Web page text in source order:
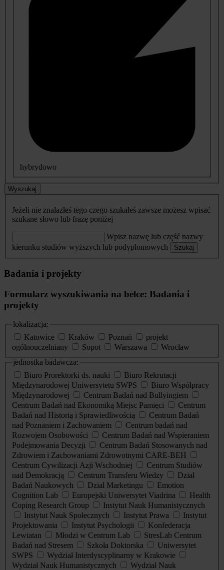
hybrydowo
Wyszukaj
Jeżeli nie znalazłeś tego czego szukałeś zawsze możesz wpisać
szukane słowo lub frazę poniżej
Wpisz nazwę lub część nazwy
kierunku studiów wyższych lub podyplomowych
Szukaj
Badania i projekty
Formularz wyszukiwania na belce: Badania i
projekty
lokalizacja:
Katowice
Kraków Poznań
projekt
ogólnouczelniany
Sopot Warszawa
Wrocław
jednostka badawcza:
Biuro Prorektorki ds. nauki
Biuro Rekrutacji
Międzynarodowej Uniwersytetu SWPS
Biuro Współpracy
Międzynarodowej
Centrum Badań nad Bullyingiem
Centrum Badań nad Ekonomiką Miejsc Pamięci
Centrum
Badań nad Historią i Sprawiedliwością
Centrum Badań
nad Poznaniem i Zachowaniem
Centrum badań nad
Rozwojem Osobowości
Centrum Badań nad Wspieraniem
Podejmowania Decyzji
Centrum Badań Stosowanych nad
Zdrowiem i Zachowaniami Zdrowotnymi CARE-BEH
Centrum Cywilizacji Azji Wschodniej
Centrum Studiów
nad Demokracją
Centrum Transferu Wiedzy
Dział
Badań Naukowych
Dział Marketingu
Emotion
Cognition Lab
Europejski Uniwersytet Viadrina
Health
Coping Research Group
Instytut Nauk Humanistycznych
Instytut Nauk Społecznych
Instytut Prawa
Instytut
Projektowania
Instytut Psychologii
Konfederacja
Lewiatan
Młodzi w Centrum Lab
StresLab Centrum
Badań nad Stresem
Szkoła Doktorska
Uniwersytet
SWPS
Wydział Interdyscyplinarny w Krakowie
Wydział Nauk Humanistycznych
Wydział Nauk